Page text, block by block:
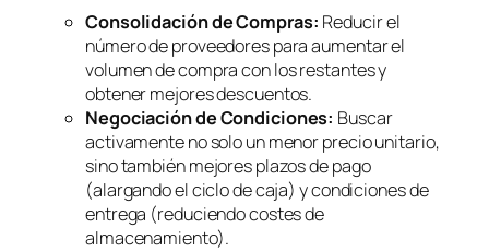
Consolidación de Compras: Reducir el
número de proveedores para aumentar el
volumen de compra con los restantes y
obtener mejores descuentos.
Negociación de Condiciones: Buscar
activamente no solo un menor precio unitario,
sino también mejores plazos de pago
(alargando el ciclo de caja) y condiciones de
entrega (reduciendo costes de
almacenamiento).